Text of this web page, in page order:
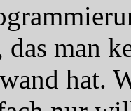
man
hat.